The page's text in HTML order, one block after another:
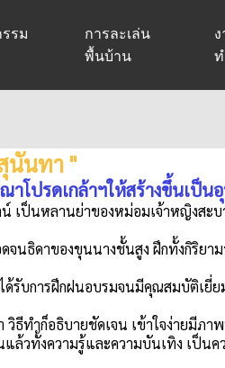
รม
การละเล่น
พื้นบ้าน
นันทา "
โปรดเกล้าฯให้สร้างขึ้นเป็
เป็นหลานย่าของหม่อมเจ้าหญิงสะบ
นธิดาของขุนนางชั้นสูง ฝึกทั้งกิริยา
การฝึกฝนอบรมจนมีคุณสมบัติเยี่ย
ธีทำก็อธิบายชัดเจน เข้าใจง่ายมีภา
งความรู้และความบันเทิง เป็นคว